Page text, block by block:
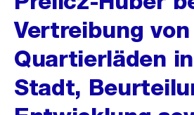
Vertreibung von
Quartierläden
Stadt,